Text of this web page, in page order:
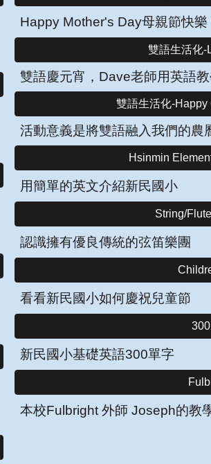
Happy Mother's Day母親節快樂
雙語生活化-
雙語慶元宵， Dave老師用英語
雙語生活化-Happy
活動意義是將雙語融入我們的農
Hsinmin
用簡單的英文介紹新民國小
String/
認識擁有優良傳統的弦笛樂團
看看新民國小如何慶祝兒童節
新民國小基礎英語300單字
本校Fulbright 外師 Joseph的教